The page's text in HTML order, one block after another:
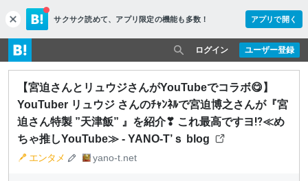
c
l
o
s
e
サクサク読めて、 アプリ限定の機能も多数！ アプリで開く
ユーザー登録
ログイン
【宮迫さんとリュウジさんがYouTubeでコラボ😋】
YouTuber リュウジ さんのﾁｬﾝﾈﾙで宮迫博之さんが『宮
迫さん特製 ”天津飯” 』を紹介❣ これ最高ですヨ⁉️≪め
ちゃ推しYouTube≫ - YANO-T’ｓ blog
エンタメ yano-t.net